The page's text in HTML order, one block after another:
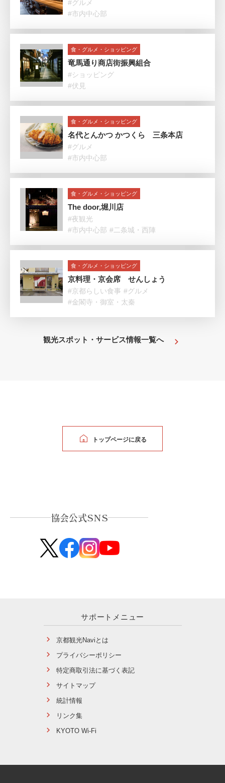
#グルメ
#市内中心部
食・グルメ・ショッピング
竜馬通り商店街振興組合
#ショッピング
#伏見
食・グルメ・ショッピング
名代とんかつ かつくら 三条本店
#グルメ
#市内中心部
食・グルメ・ショッピング
The door,堀川店
#夜観光
#市内中心部 #二条城・西陣
食・グルメ・ショッピング
京料理・京会席 せんしょう
#京都らしい食事 #グルメ
#金閣寺・御室・太秦
観光スポット・サービス情報一覧へ
トップページに戻る
協会公式SNS
サポートメニュー
京都観光Naviとは
プライバシーポリシー
特定商取引法に基づく表記
サイトマップ
統計情報
リンク集
KYOTO Wi-Fi